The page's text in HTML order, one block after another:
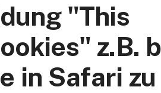
"This
z.B.
in Safari